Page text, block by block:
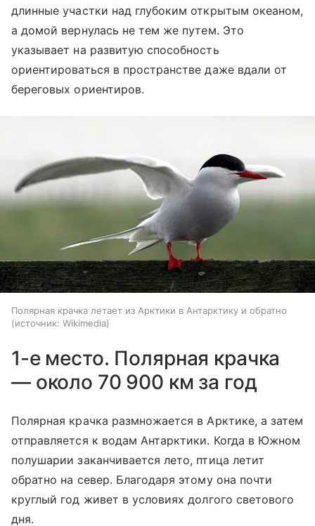
длинные участки над глубоким открытым океаном,
а домой вернулась не тем же путем. Это
указывает на развитую способность
ориентироваться в пространстве даже вдали от
береговых ориентиров.
Полярная крачка летает из Арктики в Антарктику и обратно
источник: Wikimedia
1-е место. Полярная крачка
— около 70 900 км за год
Полярная крачка размножается в Арктике, а затем
отправляется к водам Антарктики. Когда в Южном
полушарии заканчивается лето, птица летит
обратно на север. Благодаря этому она почти
круглый год живет в условиях долгого светового
дня.